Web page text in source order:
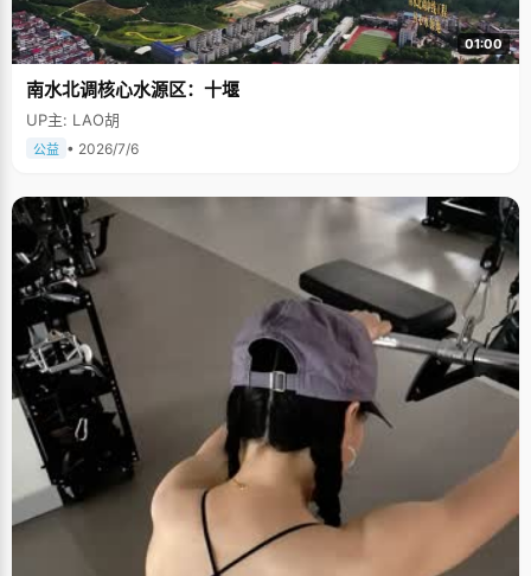
01:00
南水北调核心水源区：十堰
UP主: LAO胡
公益 • 2026/7/6